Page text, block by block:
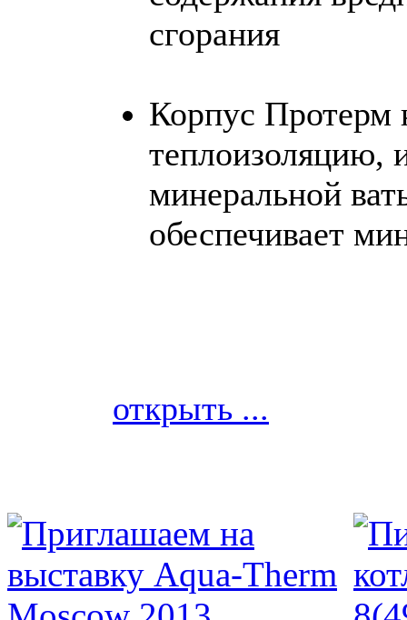
сгорания
Корпус Протерм
теплоизоляцию,
минеральной
обеспечивает
открыть ...